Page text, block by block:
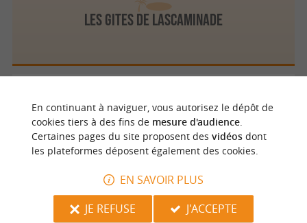
LES GITES DE LASCAMINADE
LA FERME DE CAGNOLLE
Accueil à la ferme
En continuant à naviguer, vous autorisez le dépôt de
cookies tiers à des fins de mesure d'audience.
Certaines pages du site proposent des vidéosdont
les plateformes déposent également des cookies.
EN SAVOIR PLUS
JE REFUSE
J'ACCEPTE